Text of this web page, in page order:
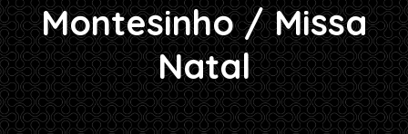
Montesinho / Missa
Natal